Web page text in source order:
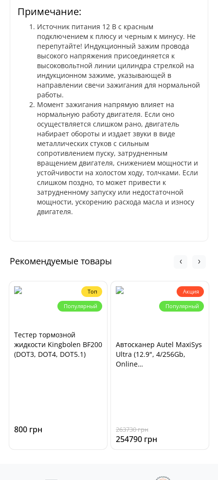
Примечание:
Источник питания 12 В с красным
подключением к плюсу и черным к минусу. Не
перепутайте! Индукционный зажим провода
высокого напряжения присоединяется к
высоковольтной линии цилиндра стрелкой на
индукционном зажиме, указывающей в
направлении свечи зажигания для нормальной
работы.
Момент зажигания напрямую влияет на
нормальную работу двигателя. Если оно
осуществляется слишком рано, двигатель
набирает обороты и издает звуки в виде
металлических стуков с сильным
сопротивлением пуску, затрудненным
вращением двигателя, снижением мощности и
устойчивости на холостом ходу, толчками. Если
слишком поздно, то может привести к
затрудненному запуску или недостаточной
мощности, ускорению расхода масла и износу
двигателя.
Рекомендуемые товары
Топ
Популярный
Тестер тормозной
жидкости Kingbolen BF200
(DOT3, DOT4, DOT5.1)
800 грн
Акция
Популярный
Автосканер Autel MaxiSys
Ultra (12.9", 4/256Gb,
Online
263730 грн
254790 грн